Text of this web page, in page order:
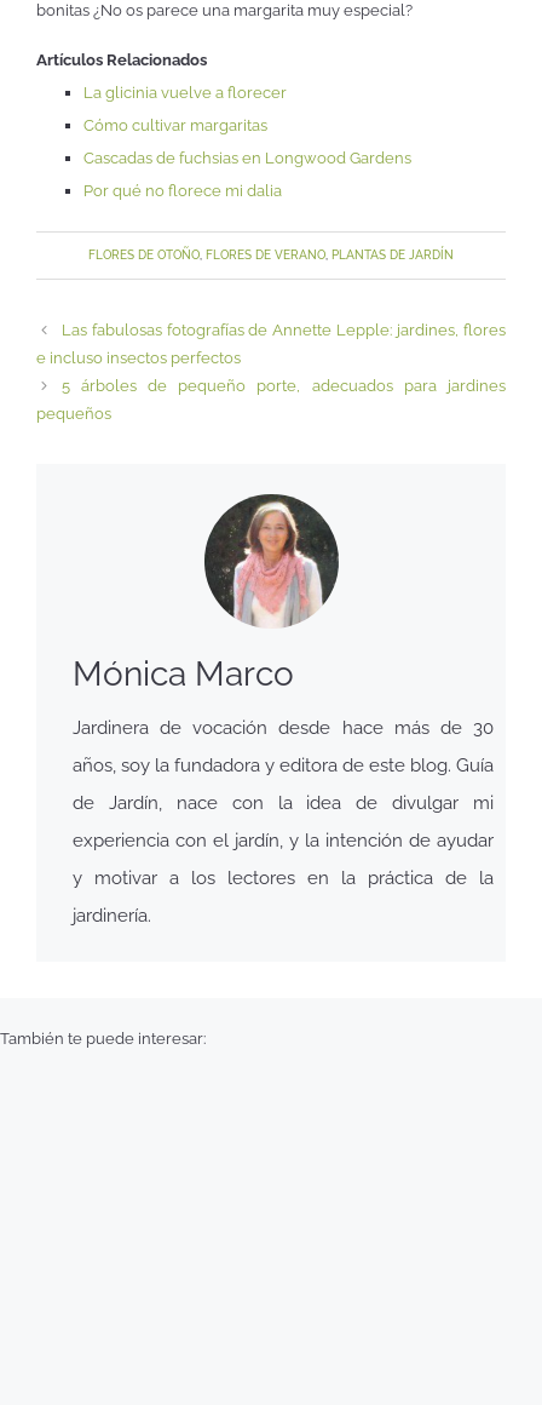
bonitas ¿No os parece una margarita muy especial?
Artículos Relacionados
La glicinia vuelve a florecer
Cómo cultivar margaritas
Cascadas de fuchsias en Longwood Gardens
Por qué no florece mi dalia
FLORES DE OTOÑO FLORES DE VERANO PLANTAS DE JARDÍN
Las fabulosas fotografías de Annette Lepple: jardines, flores
e incluso insectos perfectos
5 árboles de pequeño porte, adecuados para jardines
pequeños
Mónica Marco
Jardinera de vocación desde hace más de 30
años, soy la fundadora y editora de este blog. Guía
de Jardín, nace con la idea de divulgar mi
experiencia con el jardín, y la intención de ayudar
y motivar a los lectores en la práctica de la
jardinería.
También te puede interesar: